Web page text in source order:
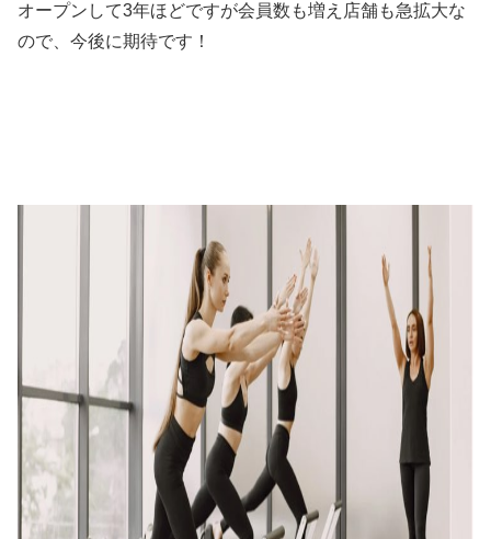
オープンして3年ほどですが会員数も増え店舗も急拡大な
ので、今後に期待です！